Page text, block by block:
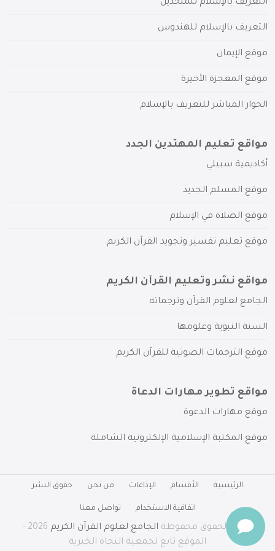
التعريف بالإسلام للملحدين
التعريف بالإسلام للهندوس
موقع الإيمان
موقع المعجزة الأخيرة
الحوار المباشر للتعريف بالإسلام
مواقع تعليم المهتدين الجدد
أكاديمية سبيلي
موقع المسلم الجديد
موقع الصلاة في الإسلام
موقع تعليم تفسير وتجويد القرآن الكريم
مواقع نشر وتعليم القرآن الكريم
الجامع لعلوم القرآن وترجماته
السنة النبوية وعلومها
موقع الترجمات الصوتية للقرآن الكريم
مواقع تطوير مهارات الدعاة
موقع مهارات الدعوة
موقع المكتبة الإسلامية الإلكترونية الشاملة
الرئيسية الأقسام الإذاعات من نحن حقوق النشر
اتفاقية الاستخدام تواصل معنا
جميع الحقوق محفوظة الجامع لعلوم القرآن الكريم
2026 -
الموقع تابع لجمعية النجاة الخيرية